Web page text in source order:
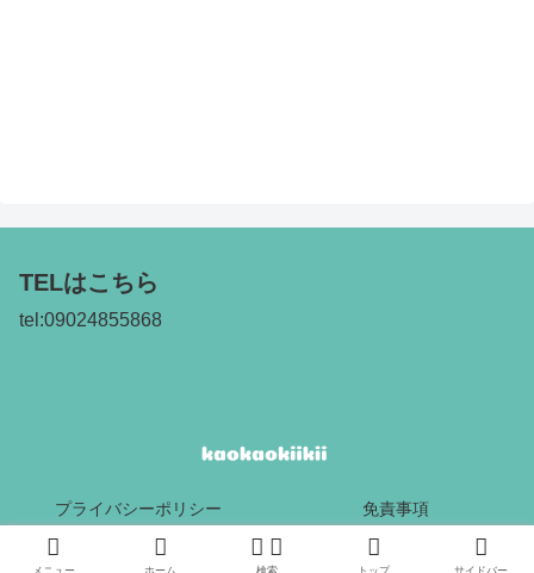
TELはこちら
tel:09024855868
プライバシーポリシー 免責事項
Copyright © 2017 kaokaokiikii All Rights Reserved.
メニュー ホーム 検索 トップ サイドバー